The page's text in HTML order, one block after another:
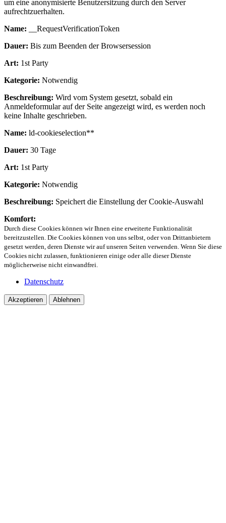
um eine anonymisierte Benutzersitzung durch den Server
aufrechtzuerhalten.
Name: __RequestVerificationToken
Dauer: Bis zum Beenden der Browsersession
Art: 1st Party
Kategorie: Notwendig
Beschreibung: Wird vom System gesetzt, sobald ein
Anmeldeformular auf der Seite angezeigt wird, es werden noch
keine Inhalte geschrieben.
Name: ld-cookieselection**
Dauer: 30 Tage
Art: 1st Party
Kategorie: Notwendig
Beschreibung: Speichert die Einstellung der Cookie-Auswahl
Komfort:
Durch diese Cookies können wir Ihnen eine erweiterte Funktionalität
bereitzustellen. Die Cookies können von uns selbst, oder von Drittanbietern
gesetzt werden, deren Dienste wir auf unseren Seiten verwenden. Wenn Sie diese
Cookies nicht zulassen, funktionieren einige oder alle dieser Dienste
möglicherweise nicht einwandfrei.
Datenschutz
Akzeptieren Ablehnen